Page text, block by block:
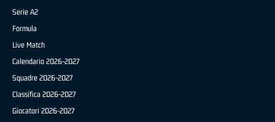
Serie A2
Formula
Live Match
Calendario 2026-2027
Squadre 2026-2027
Classifica 2026-2027
Giocatori 2026-2027